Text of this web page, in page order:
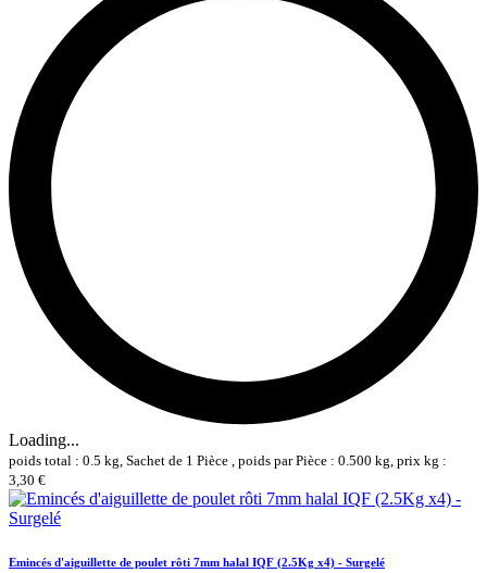
Loading...
poids total : 0.5 kg, Sachet de 1 Pièce , poids par Pièce : 0.500 kg, prix kg :
3,30 €
Emincés d'aiguillette de poulet rôti 7mm halal IQF (2.5Kg x4) - Surgelé